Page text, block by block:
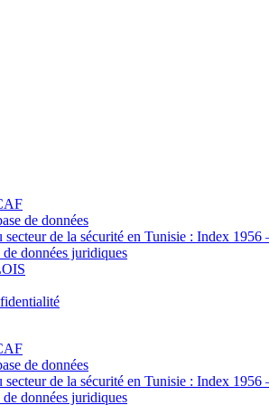
de données
de la sécurité en Tunisie : Index 1956
données juridiques
de données
de la sécurité en Tunisie : Index 1956
données juridiques